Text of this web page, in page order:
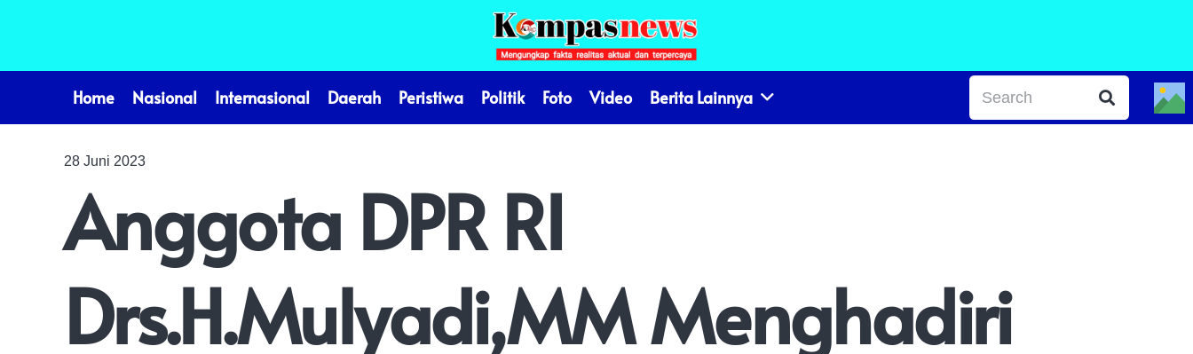
Home Nasional Internasional Daerah Peristiwa Politik Foto Video Berita Lainnya
28 Juni 2023
Anggota DPR RI
Drs.H.Mulyadi,MM Menghadiri